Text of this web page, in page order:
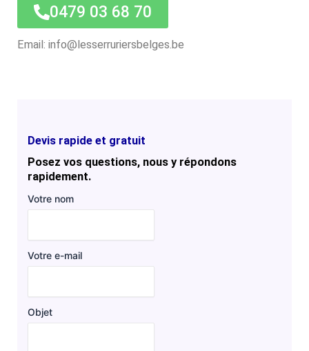
0479 03 68 70
Email: info@lesserruriersbelges.be
Devis rapide et gratuit
Posez vos questions, nous y répondons
rapidement.
Votre nom
Votre e-mail
Objet